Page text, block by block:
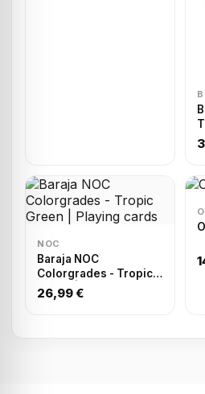
NOC
Baraja NOC
Colorgrades - Tropic
Green | Playing cards
26,99 €